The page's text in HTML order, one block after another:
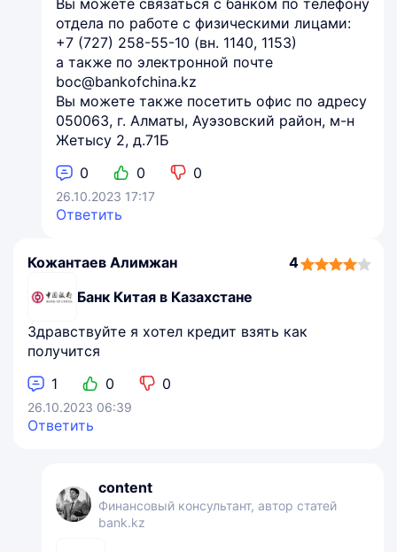
Вы можете связаться с банком по телефону
отдела по работе с физическими лицами:
+7 (727) 258-55-10 (вн. 1140, 1153)
а также по электронной почте
boc@bankofchina.kz
Вы можете также посетить офис по адресу
050063, г. Алматы, Ауэзовский район, м-н
Жетысу 2, д.71Б
0
0 0
26.10.2023 17:17
Ответить
Кожантаев Алимжан
Банк Китая в Казахстане
4
4,0
Здравствуйте я хотел кредит взять как
получится
1
0 0
26.10.2023 06:39
Ответить
content
Финансовый консультант, автор статей
bank.kz